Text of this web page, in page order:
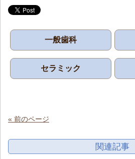
一般歯科
セラミック
« 前のページ
関連記事